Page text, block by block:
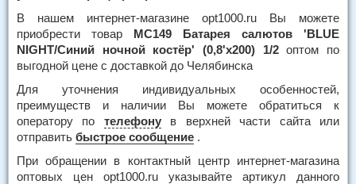
В нашем интернет-магазине opt1000.ru Вы можете
приобрести товар МС149 Батарея салютов 'BLUE
NIGHT/Синий ночной костёр' (0,8'х200) 1/2оптом по
выгодной цене с доставкой до Челябинска
Для уточнения индивидуальных особенностей,
преимуществ и наличии Вы можете обратиться к
оператору по телефонув верхней части сайта или
отправить быстрое сообщение .
При обращении в контактный центр интернет-магазина
оптовых цен opt1000.ru указывайте артикул данного